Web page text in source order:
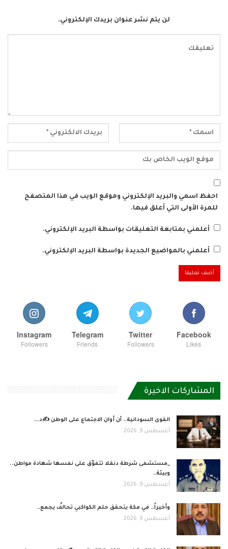
لن يتم نشر عنوان بريدك الإلكتروني.
احفظ اسمي والبريد الإلكتروني وموقع الويب في هذا المتصفح
للمرة الأولى التي أعلق فيها.
أعلمني بمتابعة التعليقات بواسطة البريد الإلكتروني.
أعلمني بالمواضيع الجديدة بواسطة البريد الإلكتروني.
Facebook
Likes
Twitter
Followers
Telegram
Friends
Instagram
Followers
المشاركات الاخيرة
القوى السودانية… آن أوان الاجتماع على الوطن ✍️د.…
أغسطس 9, 2026
_مستشفى شرطة دنقلا تتفوّق على نفسها شهادة مواطن..
وبيئة…
أغسطس 9, 2026
وأخيراً… في مكة يتحقق حلم الكواكبي تحالفٌ يجمع…
أغسطس 9, 2026